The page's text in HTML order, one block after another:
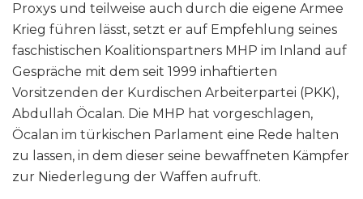
Proxys und teilweise auch durch die eigene Armee
Krieg führen lässt, setzt er auf Empfehlung seines
faschistischen Koalitionspartners MHP im Inland auf
Gespräche mit dem seit 1999 inhaftierten
Vorsitzenden der Kurdischen Arbeiterpartei (PKK),
Abdullah Öcalan. Die MHP hat vorgeschlagen,
Öcalan im türkischen Parlament eine Rede halten
zu lassen, in dem dieser seine bewaffneten Kämpfer
zur Niederlegung der Waffen aufruft.